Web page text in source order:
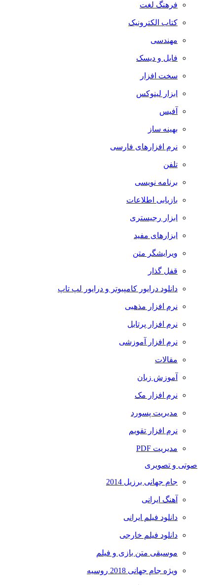
فرهنگ لغت
کتاب الکترونیک
مهندسی
فایل و دیسک
سخت افزار
ابزار لینوکس
آفیس
بهینه ساز
نرم افزارهای فارسی
تلفن
برنامه نویسی
بازیابی اطلاعات
ابزار رجیستری
ابزارهای مفید
ویرایشگر متن
قفل گذار
دانلود درایور کامپیوتر و درایور لپ تاپ
نرم افزار مذهبی
نرم افزار پرتابل
نرم افزار آموزشی
مقالات
آموزش زبان
نرم افزار مک
مدیریت پسورد
نرم افزار تقویم
مدیریت PDF
صوتی و تصویری
جام جهانی برزیل 2014
آهنگ ایرانی
دانلود فیلم ایرانی
دانلود فیلم خارجی
موسیقی متن بازی و فیلم
ویژه جام جهانی 2018 روسیه